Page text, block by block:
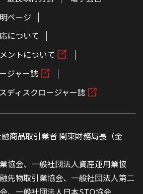
ページ
について
ントについて
ジャー誌
ディスクロージャー誌
商品取引業者 関東財務局長（金
協会、一般社団法人資産運用業協
先物取引業協会、一般社団法人第二